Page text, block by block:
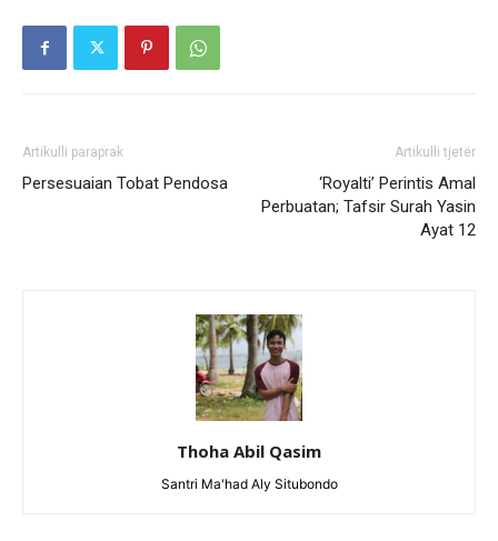
Artikulli paraprak
Persesuaian Tobat Pendosa
Artikulli tjetër
‘Royalti’ Perintis Amal
Perbuatan; Tafsir Surah Yasin
Ayat 12
Thoha Abil Qasim
Santri Ma'had Aly Situbondo